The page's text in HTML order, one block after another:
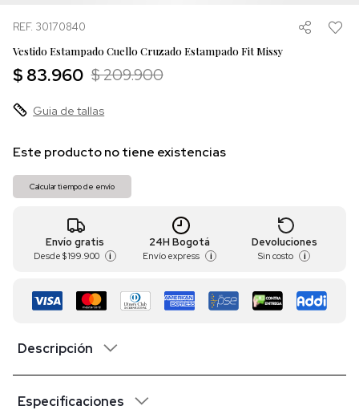
REF. 30170840
Vestido Estampado Cuello Cruzado Estampado Fit Missy
$ 83.960 $ 209.900
Guia de tallas
Este producto no tiene existencias
Calcular tiempo de envío
Envío gratis
Desde $ 199.900 i
24H Bogotá
Envío express i
Devoluciones
Sin costo i
Descripción
Especificaciones